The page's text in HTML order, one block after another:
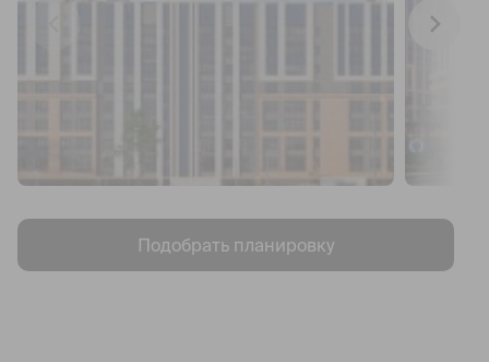
Подобрать планировку